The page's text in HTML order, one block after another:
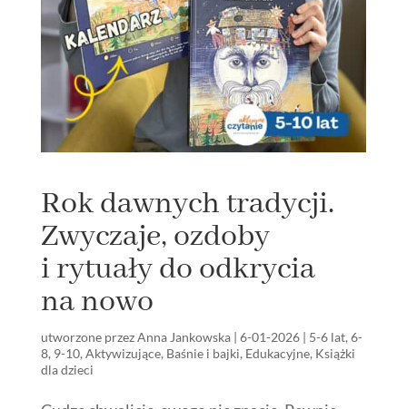
Rok dawnych tradycji.
Zwyczaje, ozdoby
i rytuały do odkrycia
na nowo
utworzone przezAnna Jankowska| 6-01-2026| 5-6 lat, 6-
8, 9-10, Aktywizujące, Baśnie i bajki, Edukacyjne, Książki
dla dzieci